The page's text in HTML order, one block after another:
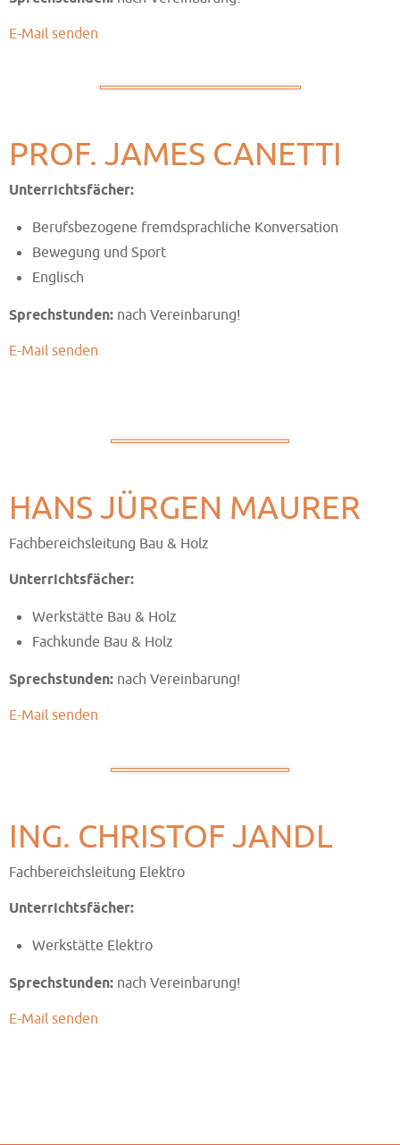
E-Mail senden
PROF. JAMES CANETTI
Unterrichtsfächer:
Berufsbezogene fremdsprachliche Konversation
Bewegung und Sport
Englisch
Sprechstunden: nach Vereinbarung!
E-Mail senden
HANS JÜRGEN MAURER
Fachbereichsleitung Bau & Holz
Unterrichtsfächer:
Werkstätte Bau & Holz
Fachkunde Bau & Holz
Sprechstunden: nach Vereinbarung!
E-Mail senden
ING. CHRISTOF JANDL
Fachbereichsleitung Elektro
Unterrichtsfächer:
Werkstätte Elektro
Sprechstunden: nach Vereinbarung!
E-Mail senden